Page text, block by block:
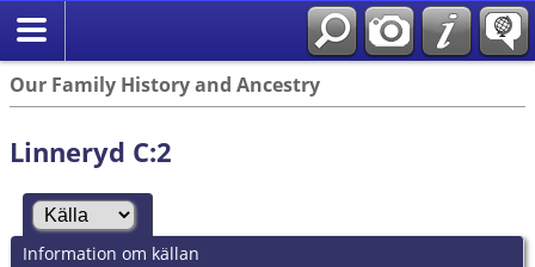
Our Family History and Ancestry
Linneryd C:2
Information om källan